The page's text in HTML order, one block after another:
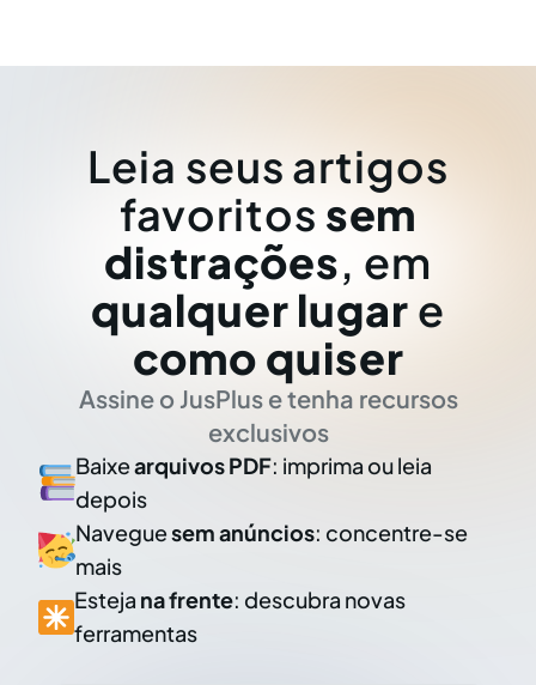
Leia seus artigos
favoritos sem
distrações, em
qualquer lugar e
como quiser
Assine o JusPlus e tenha recursos
exclusivos
Baixearquivos PDF: imprima ou leia
depois
Naveguesem anúncios: concentre-se
mais
Esteja na frente: descubra novas
ferramentas